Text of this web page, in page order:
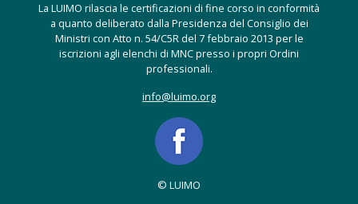
La LUIMO rilascia le certificazioni di fine corso in conformità
a quanto deliberato dalla Presidenza del Consiglio dei
Ministri con Atto n. 54/C5R del 7 febbraio 2013 per le
iscrizioni agli elenchi di MNC presso i propri Ordini
professionali.
info@luimo.org
© LUIMO